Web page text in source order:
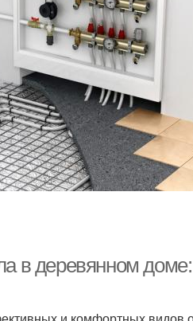
в деревянном